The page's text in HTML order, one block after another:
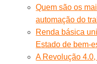
Quem são os
automação do
Renda básica
Estado de bem-
A Revolução